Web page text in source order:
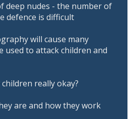
deep nudes - the number of
defence is difficult
will cause many
used to attack children and
really okay?
are and how they work